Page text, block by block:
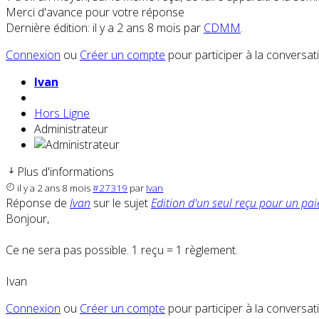
Merci d'avance pour votre réponse
Dernière édition: il y a 2 ans 8 mois par CDMM.
Connexion ou Créer un compte pour participer à la
Ivan
Hors Ligne
Administrateur
Plus d'informations
il y a 2 ans 8 mois#27319 par Ivan
Réponse de Ivan sur le sujetEdition d'un seul reçu pour un
Bonjour,
Ce ne sera pas possible. 1 reçu = 1 règlement.
Ivan
Connexion ou Créer un compte pour participer à la